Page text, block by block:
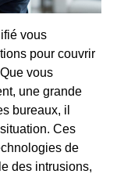
vous
pour couvrir
vous
une grande
bureaux, il
Ces
de
des intrusions,